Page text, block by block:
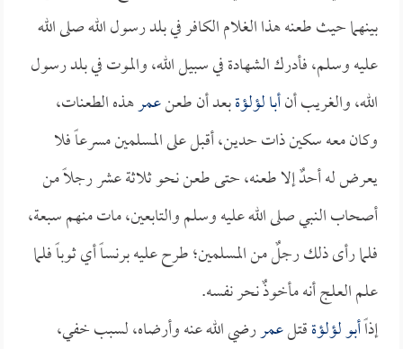
بينهما حيث طعنه هذا الغلام الكافر في بلد رسول الله صلى الله
عليه وسلم، فأدرك الشهادة في سبيل الله، والموت في بلد رسول
الله، والغريب أنأبا لؤلؤةبعد أن طعنعمرهذه الطعنات،
وكان معه سكين ذات حدين، أقبل على المسلمين مسرعاً فلا
يعرض له أحدٌ إلا طعنه، حتى طعن نحو ثلاثة عشر رجلاً من
أصحاب النبي صلى الله عليه وسلم والتابعين، مات منهم سبعة،
فلما رأى ذلك رجلٌ من المسلمين؛ طرح عليه برنساً أي ثوباً فلما
علم العلج أنه مأخوذٌ نحر نفسه.
إذاًأبو لؤلؤةقتلعمررضي الله عنه وأرضاه، لسبب خفي،